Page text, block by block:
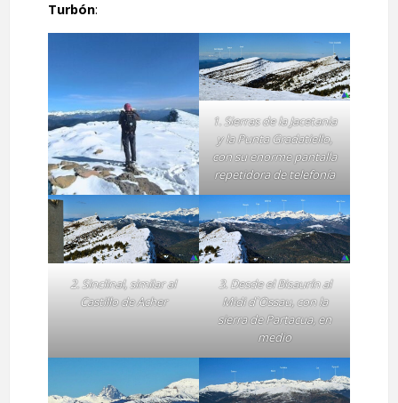
Turbón:
1. Sierras de la Jacetania
y la Punta Gradatiello,
con su enorme pantalla
repetidora de telefonía
2. Sinclinal, similar al
Castillo de Acher
3. Desde el Bisaurín al
Midi d`Ossau, con la
sierra de Partacua, en
medio